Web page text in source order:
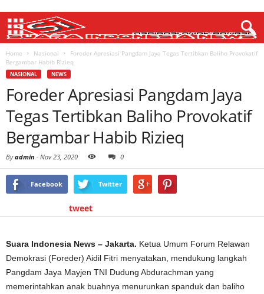
Home Nasional
Foreder Apresiasi Pangdam Jaya Tegas Tertibkan Baliho Provokatif
Bergambar Habib Rizieq
NASIONAL NEWS
Foreder Apresiasi Pangdam Jaya
Tegas Tertibkan Baliho Provokatif
Bergambar Habib Rizieq
Byadmin - Nov 23, 2020 0
Facebook Twitter
tweet
Suara Indonesia News – Jakarta. Ketua Umum Forum Relawan
Demokrasi (Foreder) Aidil Fitri menyatakan, mendukung langkah
Pangdam Jaya Mayjen TNI Dudung Abdurachman yang
memerintahkan anak buahnya menurunkan spanduk dan baliho